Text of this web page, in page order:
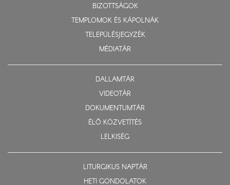
BIZOTTSÁGOK
TEMPLOMOK ÉS KÁPOLNÁK
TELEPÜLÉSJEGYZÉK
MÉDIATÁR
DALLAMTÁR
VIDEOTÁR
DOKUMENTUMTÁR
ÉLŐ KÖZVETÍTÉS
LELKISÉG
LITURGIKUS NAPTÁR
HETI GONDOLATOK